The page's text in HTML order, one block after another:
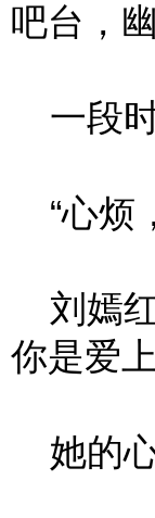
吧台，
一段
“心烦
刘嫣红
你是爱
她的心